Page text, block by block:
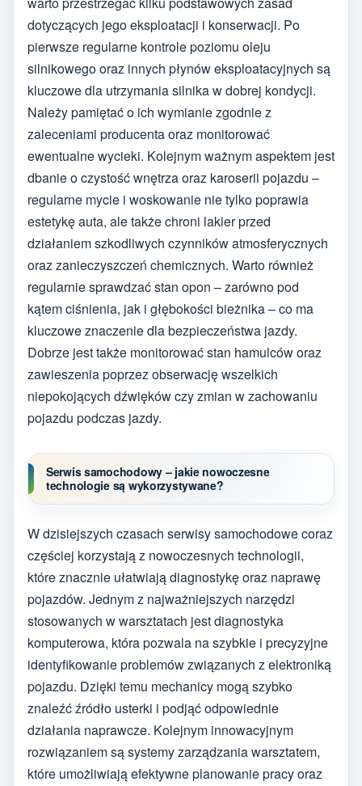
dotyczących jego eksploatacji i konserwacji. Po
pierwsze regularne kontrole poziomu oleju
silnikowego oraz innych płynów eksploatacyjnych są
kluczowe dla utrzymania silnika w dobrej kondycji.
Należy pamiętać o ich wymianie zgodnie z
zaleceniami producenta oraz monitorować
ewentualne wycieki. Kolejnym ważnym aspektem jest
dbanie o czystość wnętrza oraz karoserii pojazdu –
regularne mycie i woskowanie nie tylko poprawia
estetykę auta, ale także chroni lakier przed
działaniem szkodliwych czynników atmosferycznych
oraz zanieczyszczeń chemicznych. Warto również
regularnie sprawdzać stan opon – zarówno pod
kątem ciśnienia, jak i głębokości bieżnika – co ma
kluczowe znaczenie dla bezpieczeństwa jazdy.
Dobrze jest także monitorować stan hamulców oraz
zawieszenia poprzez obserwację wszelkich
niepokojących dźwięków czy zmian w zachowaniu
pojazdu podczas jazdy.
Serwis samochodowy – jakie nowoczesne
technologie są wykorzystywane?
W dzisiejszych czasach serwisy samochodowe coraz
częściej korzystają z nowoczesnych technologii,
które znacznie ułatwiają diagnostykę oraz naprawę
pojazdów. Jednym z najważniejszych narzędzi
stosowanych w warsztatach jest diagnostyka
komputerowa, która pozwala na szybkie i precyzyjne
identyfikowanie problemów związanych z elektroniką
pojazdu. Dzięki temu mechanicy mogą szybko
znaleźć źródło usterki i podjąć odpowiednie
działania naprawcze. Kolejnym innowacyjnym
rozwiązaniem są systemy zarządzania warsztatem,
które umożliwiają efektywne planowanie pracy oraz